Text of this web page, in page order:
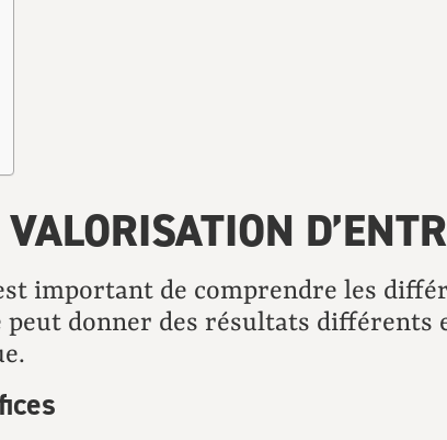
important de comprendre les
donner des résultats différents